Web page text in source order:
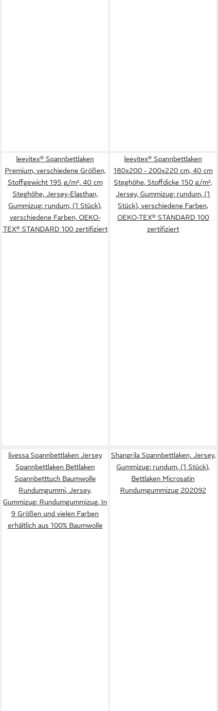
leevitex® Spannbettlaken
Premium, verschiedene Größen,
Stoffgewicht 195 g/m², 40 cm
Steghöhe, Jersey-Elasthan,
Gummizug: rundum, (1 Stück),
verschiedene Farben, OEKO-
TEX® STANDARD 100 zertifiziert
leevitex® Spannbettlaken
180x200 - 200x220 cm, 40 cm
Steghöhe, Stoffdicke 150 g/m²,
Jersey, Gummizug: rundum, (1
Stück), verschiedene Farben,
OEKO-TEX® STANDARD 100
zertifiziert
livessa Spannbettlaken Jersey
Spannbettlaken Bettlaken
Spannbetttuch Baumwolle
Rundumgummi, Jersey,
Gummizug: Rundumgummizug, In
9 Größen und vielen Farben
erhältlich aus 100% Baumwolle
Shangrila Spannbettlaken, Jersey,
Gummizug: rundum, (1 Stück),
Bettlaken Microsatin
Rundumgummizug 202092